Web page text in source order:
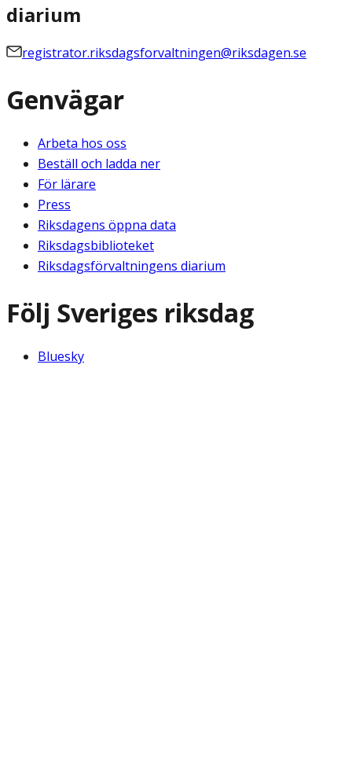
diarium
registrator.riksdagsforvaltningen@riksdagen.se
Genvägar
Arbeta hos oss
Beställ och ladda ner
För lärare
Press
Riksdagens öppna data
Riksdagsbiblioteket
Riksdagsförvaltningens diarium
Följ Sveriges riksdag
Bluesky